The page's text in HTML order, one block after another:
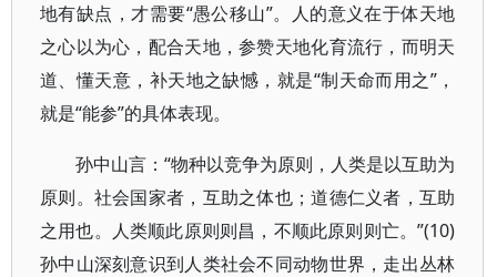
地有缺点，才需要“愚公移山”。人的意义在于体天地
之心以为心，配合天地，参赞天地化育流行，而明天
道、懂天意，补天地之缺憾，就是“制天命而用之”，
就是“能参”的具体表现。
孙中山言：“物种以竞争为原则，人类是以互助为
原则。社会国家者，互助之体也；道德仁义者，互助
之用也。人类顺此原则则昌，不顺此原则则亡。”(10)
孙中山深刻意识到人类社会不同动物世界，走出丛林